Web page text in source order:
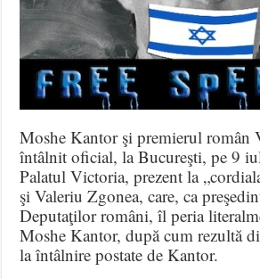
Moshe Kantor şi premierul român
întâlnit oficial, la Bucureşti, pe 9
Palatul Victoria, prezent la
şi Valeriu Zgonea, care, ca
Deputaţilor români, îl peria
Moshe Kantor, după cum rezultă
la întâlnire postate de Kantor.